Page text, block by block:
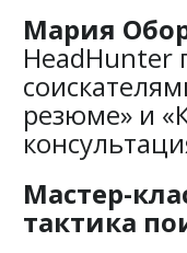
Мария
HeadHunter
резюме» и
Мастер-
тактика